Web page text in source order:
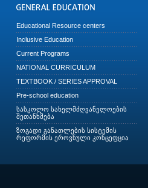
Educational Resource centers
Inclusive Education
Current Programs
NATIONAL CURRICULUM
TEXTBOOK / SERIES APPROVAL
Pre-school education
სასკოლო სახელმძღვანელოების
შეთანხმება
ზოგადი განათლების სისტემის
რეფორმის ეროვნული კონცეფცია